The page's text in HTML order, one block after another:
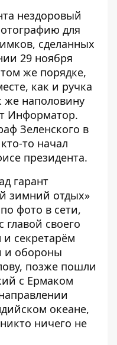
нездоровый
для
сделанных
29 ноября
же порядке,
как и ручка
же наполовину
Информатор.
Зеленского в
то начал
президента.
гарант
зимний отдых»
фото в сети,
главой своего
секретарём
и обороны
позже пошли
с Ермаком
океане,
ничего не